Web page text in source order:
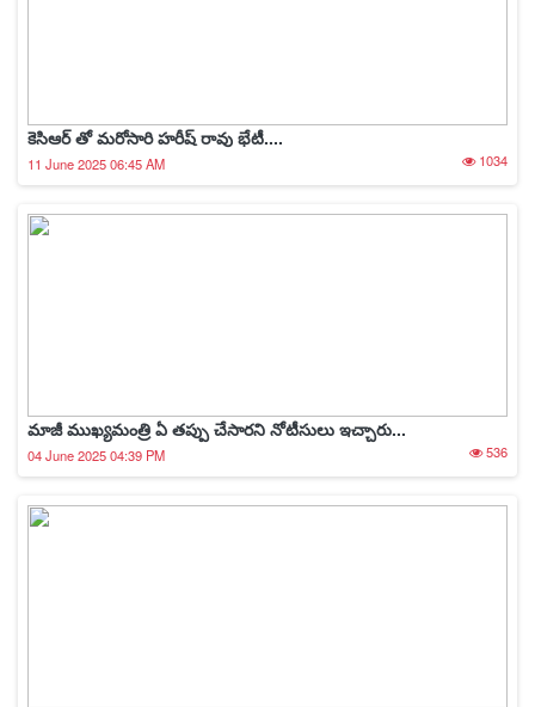
కెసిఆర్ తో మరోసారి హరీష్ రావు భేటీ....
11 June 2025 06:45 AM 1034
మాజీ ముఖ్యమంత్రి ఏ తప్పు చేసారని నోటీసులు ఇచ్చారు...
04 June 2025 04:39 PM 536